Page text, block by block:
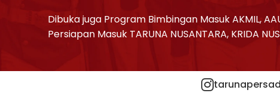
Dibuka juga Program Bimbingan Masuk AKMIL,
Persiapan Masuk TARUNA NUSANTARA, KRIDA